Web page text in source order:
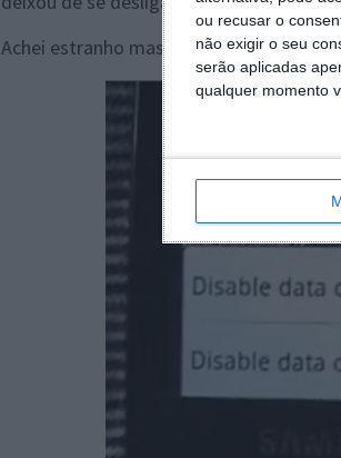
ou recusar o
não exigir o seu
serão aplicadas
qualquer momento
Achei estranho mas, após algumas